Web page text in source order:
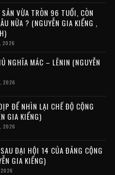
VỪA TRÒN 96 TUỔI, CÒN
NỮA ? (NGUYỄN GIA KIỂNG ,
2026
NGHĨA MÁC – LÊNIN (NGUYỄN
2026
ĐỂ NHÌN LẠI CHẾ ĐỘ CỘNG
GIA KIỂNG)
2026
ĐẠI HỘI 14 CỦA ĐẢNG CỘNG
GIA KIỂNG)
2026